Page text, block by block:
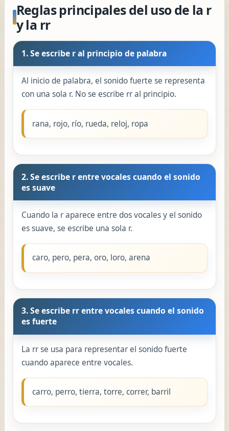
Reglas principales del uso de la r
y la rr
1. Se escribe r al principio de palabra
Al inicio de palabra, el sonido fuerte se representa
con una sola r. No se escribe rr al principio.
rana, rojo, río, rueda, reloj, ropa
2. Se escribe r entre vocales cuando el sonido
es suave
Cuando la r aparece entre dos vocales y el sonido
es suave, se escribe una sola r.
caro, pero, pera, oro, loro, arena
3. Se escribe rr entre vocales cuando el sonido
es fuerte
La rr se usa para representar el sonido fuerte
cuando aparece entre vocales.
carro, perro, tierra, torre, correr, barril